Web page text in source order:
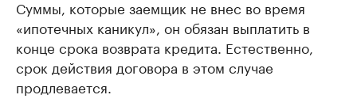
Суммы, которые заемщик не внес во время
«ипотечных каникул», он обязан выплатить в
конце срока возврата кредита. Естественно,
срок действия договора в этом случае
продлевается.